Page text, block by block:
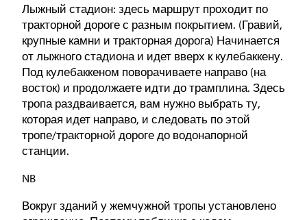
Лыжный стадион: здесь маршрут проходит по
тракторной дороге с разным покрытием. (Гравий,
крупные камни и тракторная дорога) Начинается
от лыжного стадиона и идет вверх к кулебаккену.
Под кулебаккеном поворачиваете направо (на
восток) и продолжаете идти до трамплина. Здесь
тропа раздваивается, вам нужно выбрать ту,
которая идет направо, и следовать по этой
тропе/тракторной дороге до водонапорной
станции.
NB
Вокруг зданий у жемчужной тропы установлено